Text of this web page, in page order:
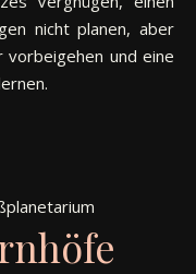
nicht planen, aber
und eine